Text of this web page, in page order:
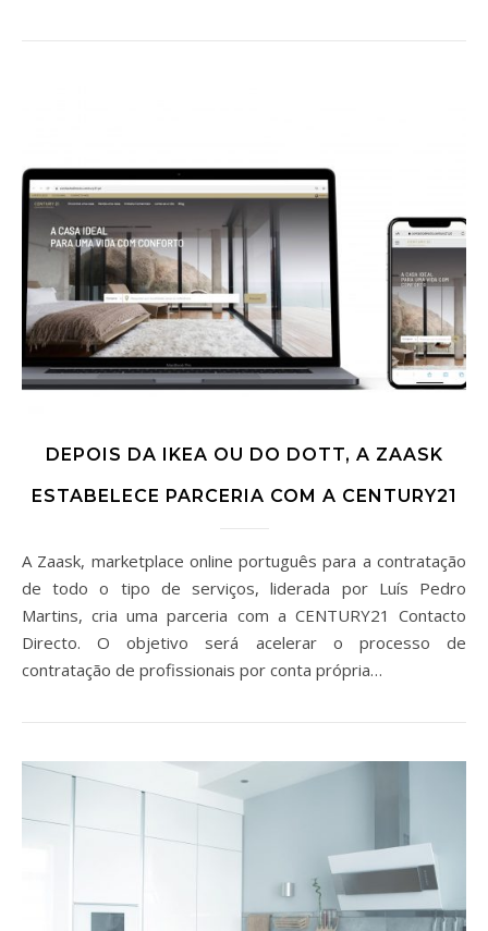
DEPOIS DA IKEA OU DO DOTT, A ZAASK
ESTABELECE PARCERIA COM A CENTURY21
A Zaask, marketplace online português para a contratação
de todo o tipo de serviços, liderada por Luís Pedro
Martins, cria uma parceria com a CENTURY21 Contacto
Directo. O objetivo será acelerar o processo de
contratação de profissionais por conta própria…